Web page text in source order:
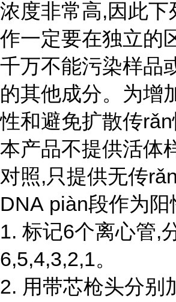
浓度非常高,因此下
作一定要在独立的
千万不能污染样品
的其他成分。为增
性和避免扩散传
本产品不提供活体
对照,只提供无传rǎ
DNA piàn段作为阳
1. 标记6个离心管,
6,5,4,3,2,1。
2. 用带芯枪头分别